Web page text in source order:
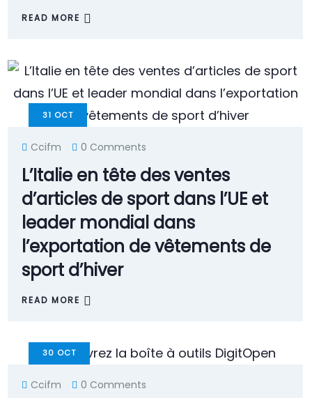
READ MORE
31 OCT
Ccifm 0 Comments
L’Italie en tête des ventes
d’articles de sport dans l’UE et
leader mondial dans
l’exportation de vêtements de
sport d’hiver
READ MORE
30 OCT
Ccifm 0 Comments